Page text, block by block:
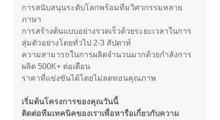
การสนับสนุนระดับโลกพร้อมทีมวิศวกรรมหลาย
ภาษา
การสร้างต้นแบบอย่างรวดเร็วด้วยระยะเวลาในการ
สุ่มตัวอย่างโดยทั่วไป 2-3 สัปดาห์
ความสามารถในการผลิตจำนวนมากด้วยกำลังการ
ผลิต 500K+ ต่อเดือน
ราคาที่แข่งขันได้โดยไม่ลดทอนคุณภาพ
เริ่มต้นโครงการของคุณวันนี้
ติดต่อทีมเทคนิคของเราเพื่อหารือเกี่ยวกับความ